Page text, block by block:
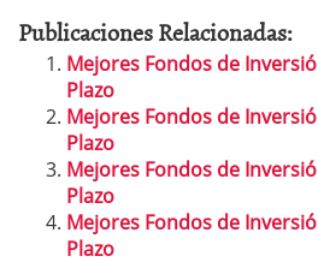
Publicaciones Relacionadas:
Mejores Fondos de
Plazo
Mejores Fondos de
Plazo
Mejores Fondos de
Plazo
Mejores Fondos de
Plazo